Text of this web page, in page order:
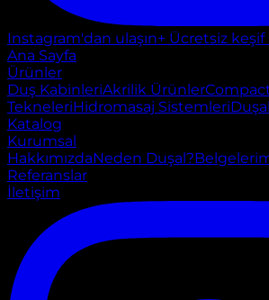
Instagram'dan ulaşın+ Ücretsiz keşif
Ana Sayfa
Ürünler
Duş KabinleriAkrilik Ürünler
TekneleriHidromasaj Sistemleri
Katalog
Kurumsal
HakkımızdaNeden Duşal?
Referanslar
İletişim